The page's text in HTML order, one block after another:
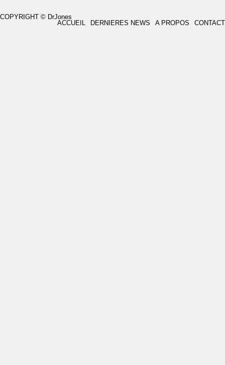
COPYRIGHT © DrJones
ACCUEIL
DERNIERES NEWS A PROPOS CONTACT